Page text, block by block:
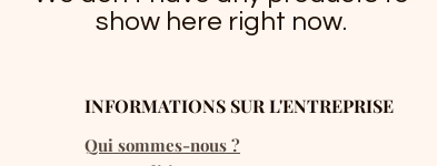
show here right now.
INFORMATIONS SUR L'ENTREPRISE
Qui sommes-nous ?